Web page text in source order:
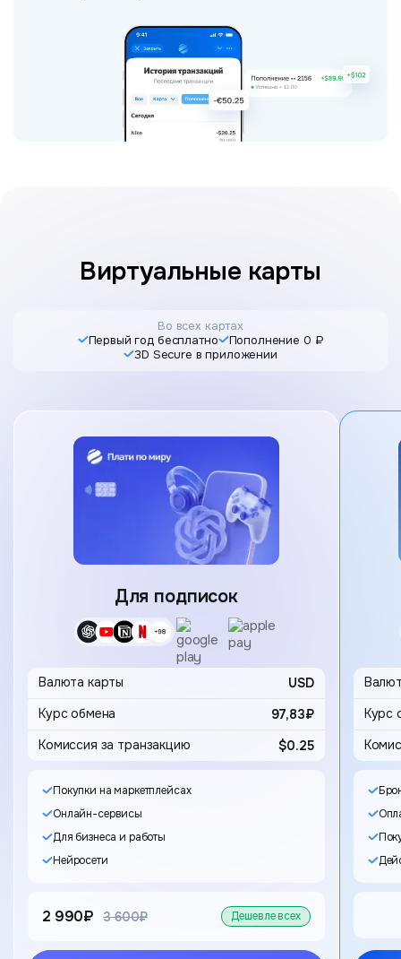
Виртуальные карты
Во всех картах
Первый год бесплатно
Пополнение 0 ₽
3D Secure в приложении
Карта
Для подписок
Валюта карты
USD
97,83₽
Комиссия за транзакцию $0.25
Покупки на маркетплейсах
Онлайн-сервисы
Для бизнеса и работы
Нейросети
2 990₽ старая цена
3 600₽ Дешевле всех